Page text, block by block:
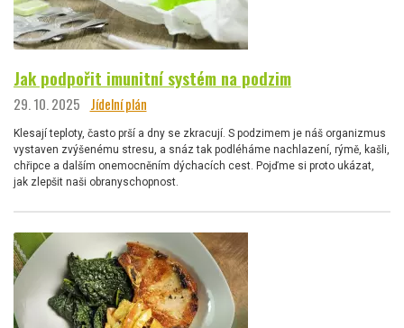
Jak podpořit imunitní systém na podzim
29. 10. 2025 Jídelní plán
Klesají teploty, často prší a dny se zkracují. S podzimem je náš organizmus
vystaven zvýšenému stresu, a snáz tak podléháme nachlazení, rýmě, kašli,
chřipce a dalším onemocněním dýchacích cest. Pojďme si proto ukázat,
jak zlepšit naši obranyschopnost.